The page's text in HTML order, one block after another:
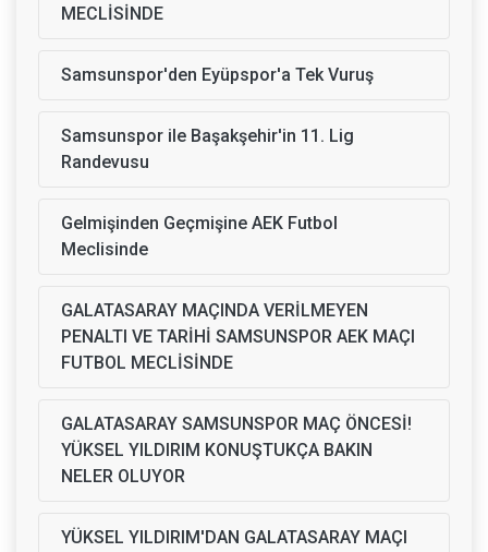
MECLİSİNDE
Samsunspor'den Eyüpspor'a Tek Vuruş
Samsunspor ile Başakşehir'in 11. Lig
Randevusu
Gelmişinden Geçmişine AEK Futbol
Meclisinde
GALATASARAY MAÇINDA VERİLMEYEN
PENALTI VE TARİHİ SAMSUNSPOR AEK MAÇI
FUTBOL MECLİSİNDE
GALATASARAY SAMSUNSPOR MAÇ ÖNCESİ!
YÜKSEL YILDIRIM KONUŞTUKÇA BAKIN
NELER OLUYOR
YÜKSEL YILDIRIM'DAN GALATASARAY MAÇI